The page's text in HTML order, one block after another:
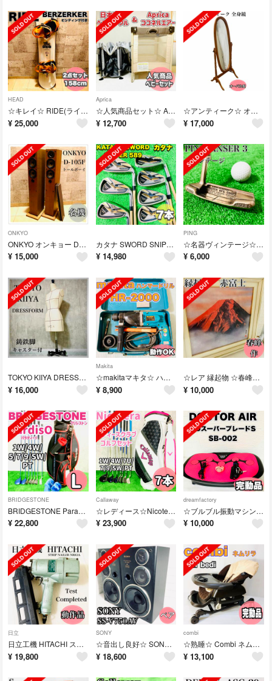
HEAD
☆キレイ☆ RIDE(ライド)BERZERKER 158cm ビンディングL
¥ 25,000
Aprica
☆人気商品セット☆ Aprica ココネルエアー × 日本育児ベビーサークル
¥ 12,700
☆アンティーク☆ オーバル型 ヨーロッパ調インテリア 木製全身鏡 脚付き
¥ 17,000
ONKYO
ONKYO オンキョー D-105F 木目 トールボーイ型 2WAYスピーカー
¥ 15,000
カタナ SWORD SNIPER 589 アイアン7本セット FLEX-R
¥ 14,980
PING
☆名器ヴィンテージ☆ PING ANSER 3 パター KARSTEN パター
¥ 6,000
TOKYO KIIYA DRESSFORM アンティーク鋳鉄製脚 キャスター付
¥ 16,000
Makita
☆makitaマキタ☆ ハンマードリル HR2000 穴あけ動作OK 100V
¥ 8,900
☆レア 縁起物 ☆春峰作 赤富士■芸術品/絵画/風景画▼富士山/油
¥ 10,000
BRIDGESTONE
BRIDGESTONE ParadisO レディースクラブ ゴルフセット 7本
¥ 22,800
Callaway
☆レディース☆Nicotera ゴルフセット callawayバック付き7本
¥ 23,900
dreamfactory
☆ブルブル振動マシン☆DOCTOR AIR 3DスーパーブレードS SB-002
¥ 10,000
日立
日立工機 HITACHI ストリップネイラーNR83A 動作品
¥ 19,800
SONY
☆音出し良好☆ SONY 3WAYスピーカー SS-V750AV ペア
¥ 18,600
combi
☆熟睡☆ Combi ネムリラ CWL AT Bedi 電動ハイローチェア
¥ 13,100